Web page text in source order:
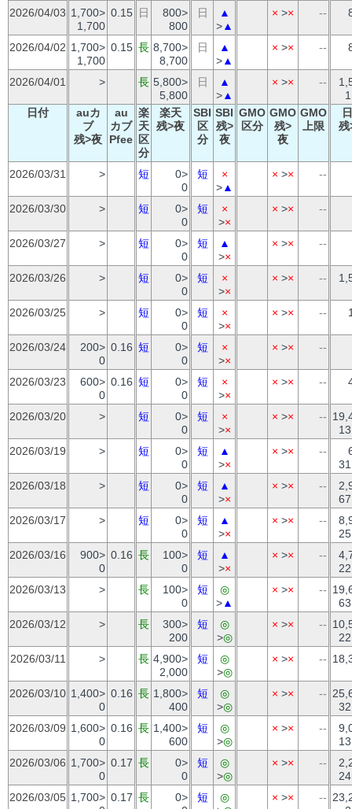
2026/04/03 1,700>
1,700
0.15 日
800>
800
日
▲
>▲
× >× --
2026/04/02 1,700>
1,700
0.15 長 8,700>
8,700
日
▲
>▲
× >× --
2026/04/01 > 長 5,800>
5,800
日
▲
>▲
× >× --
日付
auカ
ブ
残>夜
au
カブ
Pfee
楽
天
区
分
楽天
残>夜
SBI
区
分
SBI
残>
夜
GMO
区分
GMO
残>
夜
GMO
上限
残
2026/03/31 > 短
0>
0
短
×
>▲
× >× --
2026/03/30 > 短
0>
0
短
×
>×
× >× --
2026/03/27 > 短
0>
0
短
▲
>×
× >× --
2026/03/26 > 短
0>
0
短
×
>×
× >× --
2026/03/25 > 短
0>
0
短
×
>×
× >× --
2026/03/24
200>
0
0.16 短
0>
0
短
×
>×
× >× --
2026/03/23
600>
0
0.16 短
0>
0
短
×
>×
× >× --
2026/03/20 > 短
0>
0
短
×
>×
× >× --
2026/03/19
> 短
0>
0
短
▲
>×
× >× --
2026/03/18
> 短
0>
0
短
▲
>×
× >× --
2026/03/17
> 短
0>
0
短
▲
>×
× >× --
2026/03/16
900>
0
0.16 長
100>
0
短
▲
>×
× >× --
2026/03/13
> 長
100>
0
短
◎
>▲
× >× --
2026/03/12
> 長
300>
200
短
◎
>◎
× >× --
2026/03/11
> 長 4,900>
2,000
短
◎
>◎
× >× --
2026/03/10 1,400>
0
0.16 長 1,800>
400
短
◎
>◎
× >× --
2026/03/09 1,600>
0
0.16 長 1,400>
600
短
◎
>◎
× >× --
2026/03/06 1,700>
0
0.17 長
0>
0
短
◎
>◎
× >× --
2026/03/05 1,700> 0.17 長
0>
短
◎
× >× --